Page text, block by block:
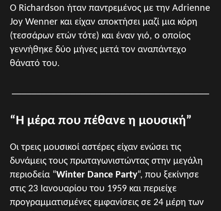
Ο Richardson ήταν παντρεμένος με την Adrienne
Joy Wenner και είχαν αποκτήσει μαζί μια κόρη
(τεσσάρων ετών τότε) και έναν γιό, ο οποίος
γεννήθηκε δύο μήνες μετά τον αναπάντεχο
θάνατό του.
“Η μέρα που πέθανε η μουσική”
Οι τρεις μουσικοί αστέρες είχαν ενώσει τις
δυνάμεις τους πρωταγωνιστώντας στην μεγάλη
περιοδεία “Winter Dance Party“, που ξεκίνησε
στις 23 Ιανουαρίου του 1959 και περιείχε
προγραμματισμένες εμφανίσεις σε 24 μέρη των